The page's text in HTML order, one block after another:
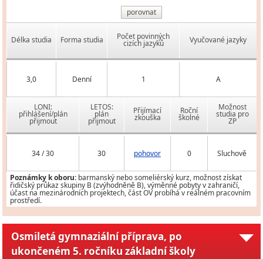
porovnat
Délka studia Forma studia Počet povinných
cizích jazyků Vyučované jazyky
3,0 Denní 1 A
LONI:
přihlášení/plán
přijmout
LETOS:
plán
přijmout
Přijímací
zkouška
Roční
školné
Možnost
studia pro
ZP
34 / 30 30 pohovor 0 Sluchově
Poznámky k oboru: barmanský nebo someliérský kurz, možnost získat
řidičský průkaz skupiny B (zvýhodněně B), výměnné pobyty v zahraničí,
účast na mezinárodních projektech, část OV probíhá v reálném pracovním
prostředí.
Osmiletá gymnaziální příprava, po
ukončeném 5. ročníku základní školy